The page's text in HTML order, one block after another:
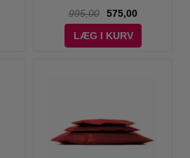
995,00
575,00
LÆG I KURV